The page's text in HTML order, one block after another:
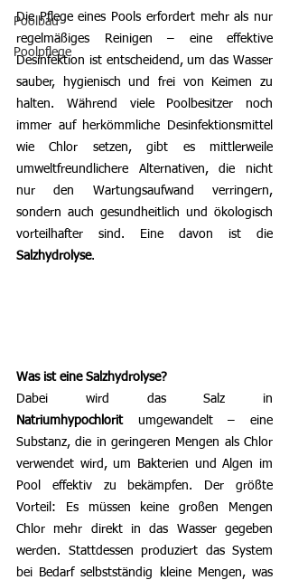
Poolbau
Poolpflege
Die Pflege eines Pools erfordert mehr als nur
regelmäßiges Reinigen – eine effektive
Desinfektion ist entscheidend, um das Wasser
sauber, hygienisch und frei von Keimen zu
halten. Während viele Poolbesitzer noch
immer auf herkömmliche Desinfektionsmittel
wie Chlor setzen, gibt es mittlerweile
umweltfreundlichere Alternativen, die nicht
nur den Wartungsaufwand verringern,
sondern auch gesundheitlich und ökologisch
Salzhydrolyse.
Was ist eine Salzhydrolyse?
Natriumhypochlorit umgewandelt – eine
Substanz, die in geringeren Mengen als Chlor
verwendet wird, um Bakterien und Algen im
Pool effektiv zu bekämpfen. Der größte
Vorteil: Es müssen keine großen Mengen
Chlor mehr direkt in das Wasser gegeben
werden. Stattdessen produziert das System
bei Bedarf selbstständig kleine Mengen, was